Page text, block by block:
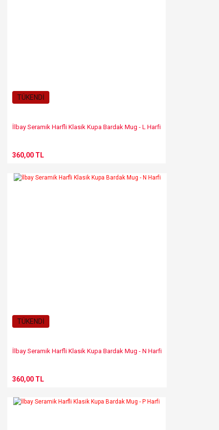
TÜKENDİ
İlbay Seramik Harfli Klasik Kupa Bardak Mug - L Harfi
360,00 TL
TÜKENDİ
İlbay Seramik Harfli Klasik Kupa Bardak Mug - N Harfi
360,00 TL